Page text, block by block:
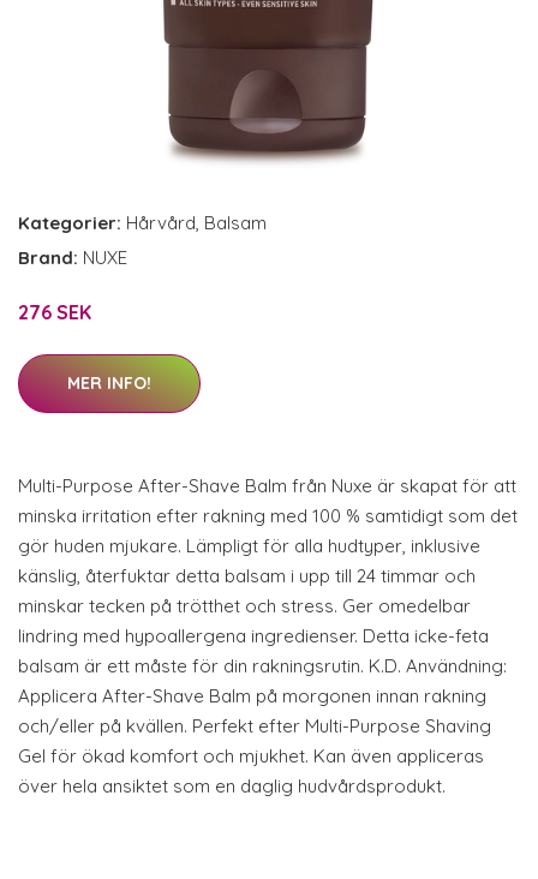
Kategorier: Hårvård, Balsam
Brand: NUXE
276 SEK
MER INFO!
Multi-Purpose After-Shave Balm från Nuxe är skapat för att
minska irritation efter rakning med 100 % samtidigt som det
gör huden mjukare. Lämpligt för alla hudtyper, inklusive
känslig, återfuktar detta balsam i upp till 24 timmar och
minskar tecken på trötthet och stress. Ger omedelbar
lindring med hypoallergena ingredienser. Detta icke-feta
balsam är ett måste för din rakningsrutin. K.D. Användning:
Applicera After-Shave Balm på morgonen innan rakning
och/eller på kvällen. Perfekt efter Multi-Purpose Shaving
Gel för ökad komfort och mjukhet. Kan även appliceras
över hela ansiktet som en daglig hudvårdsprodukt.